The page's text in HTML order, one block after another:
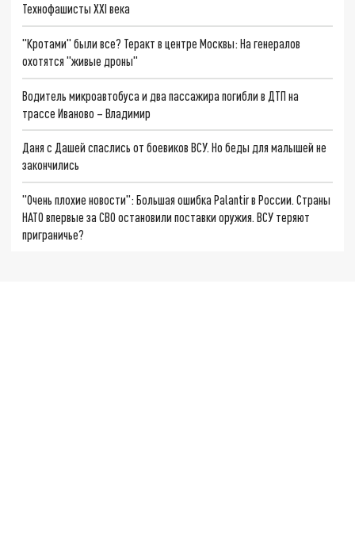
Технофашисты XXI века
"Кротами" были все? Теракт в центре Москвы: На генералов
охотятся "живые дроны"
Водитель микроавтобуса и два пассажира погибли в ДТП на
трассе Иваново – Владимир
Даня с Дашей спаслись от боевиков ВСУ. Но беды для малышей не
закончились
"Очень плохие новости": Большая ошибка Palantir в России. Страны
НАТО впервые за СВО остановили поставки оружия. ВСУ теряют
приграничье?